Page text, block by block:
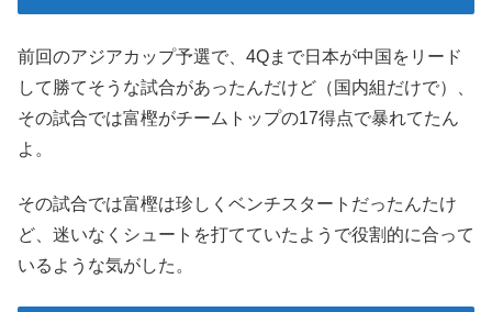
前回のアジアカップ予選で、4Qまで日本が中国をリード
して勝てそうな試合があったんだけど（国内組だけで）、
その試合では富樫がチームトップの17得点で暴れてたん
よ。
その試合では富樫は珍しくベンチスタートだったんたけ
ど、迷いなくシュートを打てていたようで役割的に合って
いるような気がした。